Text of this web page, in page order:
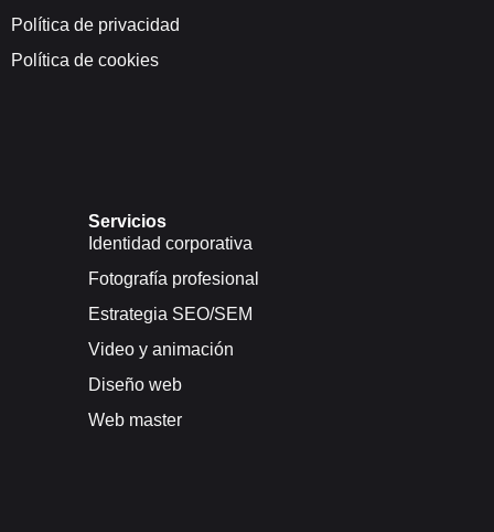
Política de privacidad
Política de cookies
Servicios
Identidad corporativa
Fotografía profesional
Estrategia SEO/SEM
Video y animación
Diseño web
Web master